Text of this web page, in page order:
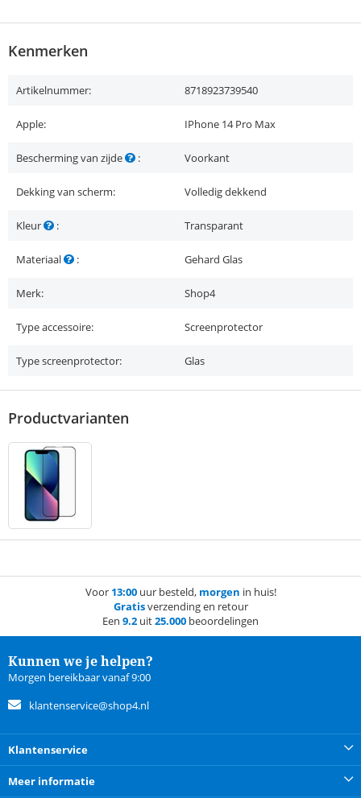
Kenmerken
Artikelnummer: 8718923739540
Apple: IPhone 14 Pro Max
Bescherming van zijde : Voorkant
Dekking van scherm: Volledig dekkend
Kleur : Transparant
Materiaal : Gehard Glas
Merk: Shop4
Type accessoire: Screenprotector
Type screenprotector: Glas
Productvarianten
Voor 13:00uur besteld, morgen in huis!
Gratisverzending en retour
Een 9.2 uit25.000 beoordelingen
Kunnen we je helpen?
Morgen bereikbaar vanaf 9:00
klantenservice@shop4.nl
Klantenservice
Meer informatie